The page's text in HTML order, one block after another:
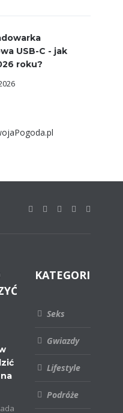
USB-C - jak
roku?
KATEGORIE
Seks
Gwiazdy
Lifestyle
Podróże